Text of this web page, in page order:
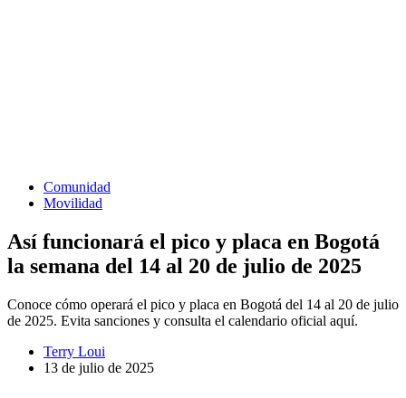
Comunidad
Movilidad
Así funcionará el pico y placa en Bogotá
la semana del 14 al 20 de julio de 2025
Conoce cómo operará el pico y placa en Bogotá del 14 al 20 de julio
de 2025. Evita sanciones y consulta el calendario oficial aquí.
Terry Loui
13 de julio de 2025